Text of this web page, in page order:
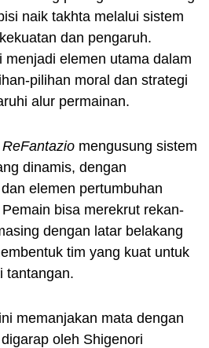
naik takhta melalui sistem
dan pengaruh.
menjadi elemen utama dalam
pilihan moral dan strategi
alur permainan.
mengusung sistem
dinamis, dengan
elemen pertumbuhan
bisa merekrut rekan-
dengan latar belakang
tim yang kuat untuk
tantangan.
memanjakan mata dengan
oleh Shigenori